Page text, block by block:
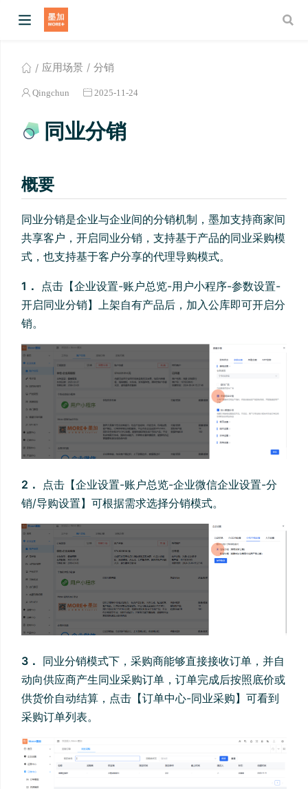
应用场景 分销
Qingchun 2025-11-24
同业分销
概要
同业分销是企业与企业间的分销机制，墨加支持商家间
共享客户，开启同业分销，支持基于产品的同业采购模
式，也支持基于客户分享的代理导购模式。
1．
点击【企业设置-账户总览-用户小程序-参数设置-
开启同业分销】上架自有产品后，加入公库即可开启分
销。
2．
点击【企业设置-账户总览-企业微信企业设置-分
销/导购设置】可根据需求选择分销模式。
3． 同业分销模式下，采购商能够直接接收订单，并自
动向供应商产生同业采购订单，订单完成后按照底价或
供货价自动结算，点击【订单中心-同业采购】可看到
采购订单列表。